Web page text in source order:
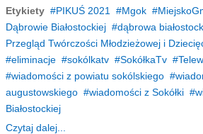
Etykiety
PIKUŚ 2021 Mgok
Dąbrowie Białostockiej
dąbrowa
Przegląd Twórczości Młodzieżowej i
eliminacje
sokólkatv SokółkaTv
wiadomości z powiatu sokólskiego
augustowskiego
wiadomości z Sokółki
Białostockiej
Czytaj dalej...